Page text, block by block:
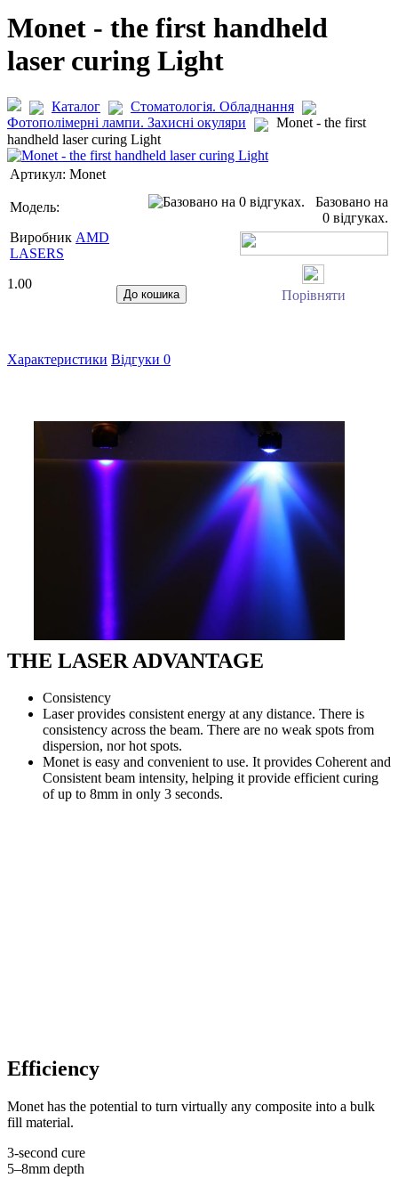
Monet - the first handheld
laser curing Light
Каталог
Стоматологія. Обладнання
Фотополімерні лампи. Захисні окуляри
Monet - the first
handheld laser curing Light
Артикул: Monet
Модель:
Базовано на
0 відгуках.
Виробник AMD
LASERS
1.00
Порівняти
Характеристики Відгуки 0
THE LASER ADVANTAGE
Consistency
Laser provides consistent energy at any distance. There is
consistency across the beam. There are no weak spots from
dispersion, nor hot spots.
Monet is easy and convenient to use. It provides Coherent and
Consistent beam intensity, helping it provide efficient curing
of up to 8mm in only 3 seconds.
Efficiency
Monet has the potential to turn virtually any composite into a bulk
fill material.
3-second cure
5–8mm depth